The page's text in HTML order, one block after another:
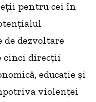
pentru cei în
dezvoltare
cinci direcţii
educaţie și
violenței